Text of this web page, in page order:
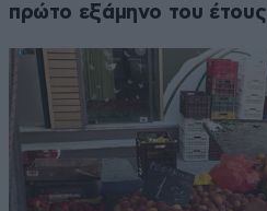
πρώτο εξάμηνο του έτους